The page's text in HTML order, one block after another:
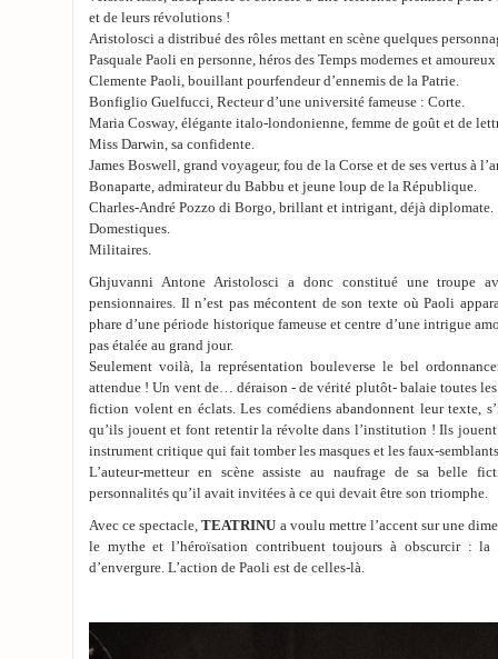
et de leurs révolutions !
Aristolosci a distribué des rôles mettant en scène quelques
Pasquale Paoli en personne, héros des Temps modernes et
Clemente Paoli, bouillant pourfendeur d’ennemis de la Patrie.
Bonfiglio Guelfucci, Recteur d’une université fameuse : Corte.
Maria Cosway, élégante italo-londonienne, femme de goût et de
Miss Darwin, sa confidente.
James Boswell, grand voyageur, fou de la Corse et de ses vertus à
Bonaparte, admirateur du Babbu et jeune loup de la République.
Charles-André Pozzo di Borgo, brillant et intrigant, déjà diplomate.
Domestiques.
Militaires.
Ghjuvanni Antone Aristolosci a donc constitué une troupe
pensionnaires. Il n’est pas mécontent de son texte où Paoli
phare d’une période historique fameuse et centre d’une intrigue
pas étalée au grand jour.
Seulement voilà, la représentation bouleverse le bel
attendue ! Un vent de… déraison - de vérité plutôt- balaie toutes
fiction volent en éclats. Les comédiens abandonnent leur texte,
qu’ils jouent et font retentir la révolte dans l’institution ! Ils
instrument critique qui fait tomber les masques et les faux-semblants
L’auteur-metteur en scène assiste au naufrage de sa belle
personnalités qu’il avait invitées à ce qui devait être son triomphe.
Avec ce spectacle, TEATRINU a voulu mettre l’accent sur une
le mythe et l’héroïsation contribuent toujours à obscurcir : la
d’envergure. L’action de Paoli est de celles-là.